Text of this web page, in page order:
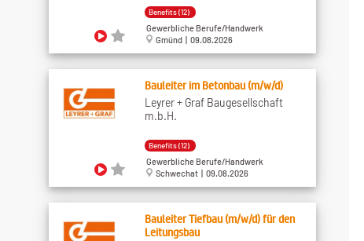
Benefits (12)
Gewerbliche Berufe/Handwerk
Gmünd | 09.08.2026
Bauleiter im Betonbau (m/w/d)
Leyrer + Graf Baugesellschaft
m.b.H.
Benefits (12)
Gewerbliche Berufe/Handwerk
Schwechat | 09.08.2026
Bauleiter Tiefbau (m/w/d) für den
Leitungsbau